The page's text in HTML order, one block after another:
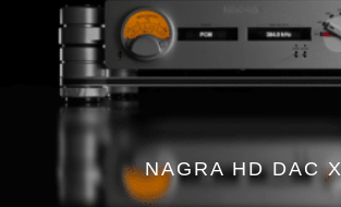
NAGRA HD DAC X